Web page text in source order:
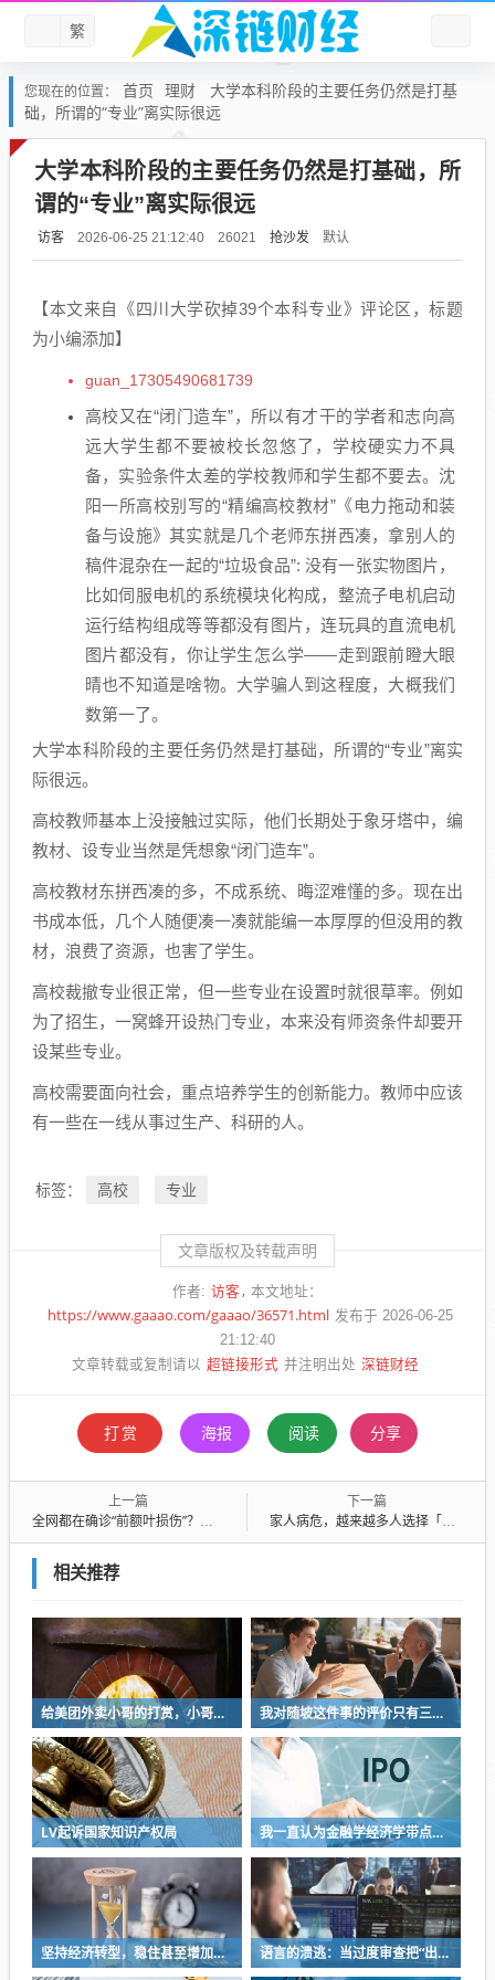
繁
您现在的位置： 首页 理财
大学本科阶段的主要任务仍然是打基
础，所谓的“专业”离实际很远
大学本科阶段的主要任务仍然是打基础，所
谓的“专业”离实际很远
访客 2026-06-25 21:12:40 26021 抢沙发 默认
【本文来自《四川大学砍掉39个本科专业》评论区，标题
为小编添加】
guan_17305490681739
高校又在“闭门造车”，所以有才干的学者和志向高
远大学生都不要被校长忽悠了，学校硬实力不具
备，实验条件太差的学校教师和学生都不要去。沈
阳一所高校别写的“精编高校教材”《电力拖动和装
备与设施》其实就是几个老师东拼西凑，拿别人的
稿件混杂在一起的“垃圾食品”: 没有一张实物图片，
比如伺服电机的系统模块化构成，整流子电机启动
运行结构组成等等都没有图片，连玩具的直流电机
图片都没有，你让学生怎么学——走到跟前瞪大眼
晴也不知道是啥物。大学骗人到这程度，大概我们
数第一了。
大学本科阶段的主要任务仍然是打基础，所谓的“专业”离实
际很远。
高校教师基本上没接触过实际，他们长期处于象牙塔中，编
教材、设专业当然是凭想象“闭门造车”。
高校教材东拼西凑的多，不成系统、晦涩难懂的多。现在出
书成本低，几个人随便凑一凑就能编一本厚厚的但没用的教
材，浪费了资源，也害了学生。
高校裁撤专业很正常，但一些专业在设置时就很草率。例如
为了招生，一窝蜂开设热门专业，本来没有师资条件却要开
设某些专业。
高校需要面向社会，重点培养学生的创新能力。教师中应该
有一些在一线从事过生产、科研的人。
标签： 高校 专业
文章版权及转载声明
作者: 访客 本文地址：
https://www.gaaao.com/gaaao/36571.html 发布于 2026-06-25
21:12:40
文章转载或复制请以 超链接形式 并注明出处 深链财经
打赏 海报 阅读 分享
上一篇
全网都在确诊“前额叶损伤”？这是啥梗
下一篇
家人病危，越来越多人选择「不抢救」
相关推荐
给美团外卖小哥的打赏，小哥收不到？ 我对随坡这件事的评价只有三个字：不厚道
LV起诉国家知识产权局 我一直认为金融学经济学带点玄学的感觉
坚持经济转型，稳住甚至增加大多数人的收入和预期，这是当前的挑战 语言的溃逃：当过度审查把“出生”逼成禁忌